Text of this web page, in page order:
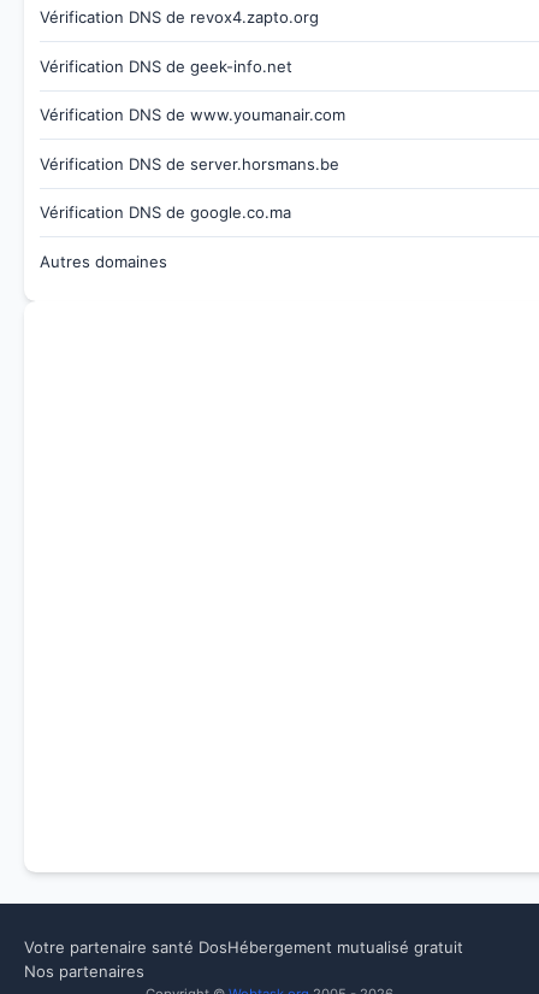
Vérification DNS de revox4.zapto.org
Vérification DNS de geek-info.net
Vérification DNS de www.youmanair.com
Vérification DNS de server.horsmans.be
Vérification DNS de google.co.ma
Autres domaines
Votre partenaire santé DosHébergement mutualisé gratuit
Nos partenaires